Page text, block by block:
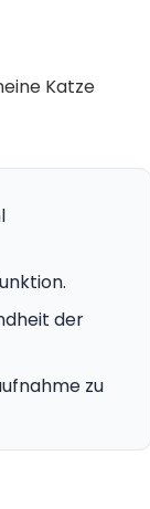
Katze
der
zu